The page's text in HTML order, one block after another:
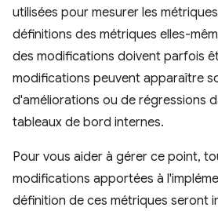
utilisées pour mesurer les
définitions des métriques elles-
des modifications doivent parfois
modifications peuvent apparaître
d'améliorations ou de régressions
tableaux de bord internes.
Pour vous aider à gérer ce point,
modifications apportées à
définition de ces métriques seront